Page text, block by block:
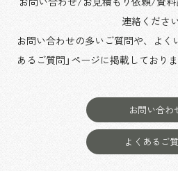
連絡ください
お問い合わせの多いご質問や、よく
あるご質問」ページに掲載しておりま
お問い合わ
よくあるご